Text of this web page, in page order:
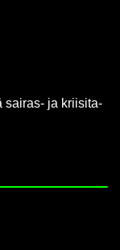
sairas-​ ja krii­si­ta­